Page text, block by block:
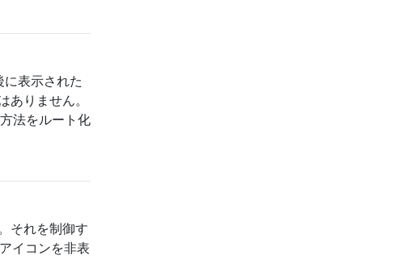
表示された
りません。
法をルート化
それを制御す
イコンを非表